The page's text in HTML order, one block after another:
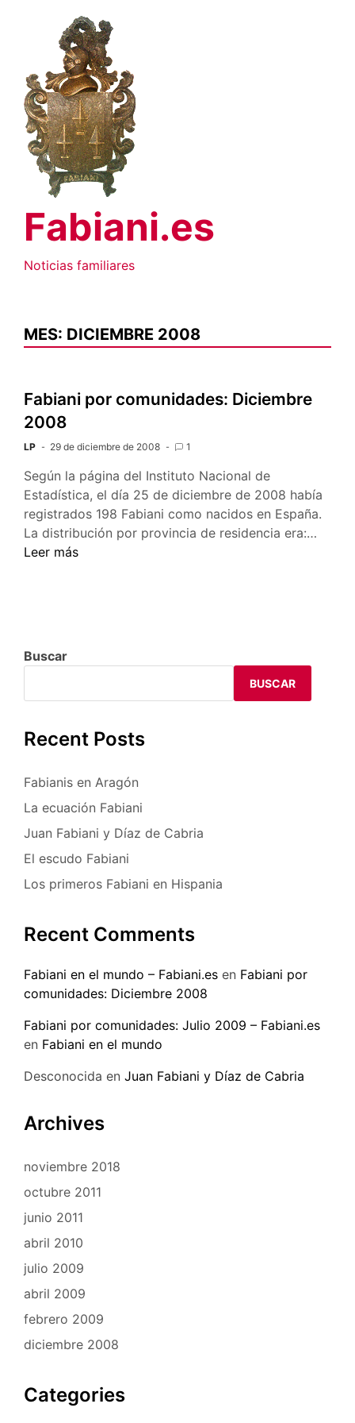
contenido
Fabiani.es
Noticias familiares
MES: DICIEMBRE 2008
Fabiani por comunidades: Diciembre
2008
LP 29 de diciembre de 2008 1
Según la página del Instituto Nacional de
Estadística, el día 25 de diciembre de 2008 había
registrados 198 Fabiani como nacidos en España.
La distribución por provincia de residencia era:…
Leer más
Buscar
BUSCAR
Recent Posts
Fabianis en Aragón
La ecuación Fabiani
Juan Fabiani y Díaz de Cabria
El escudo Fabiani
Los primeros Fabiani en Hispania
Recent Comments
Fabiani en el mundo – Fabiani.es en Fabiani por
comunidades: Diciembre 2008
Fabiani por comunidades: Julio 2009 – Fabiani.es
en Fabiani en el mundo
Desconocida en Juan Fabiani y Díaz de Cabria
Archives
noviembre 2018
octubre 2011
junio 2011
abril 2010
julio 2009
abril 2009
febrero 2009
diciembre 2008
Categories